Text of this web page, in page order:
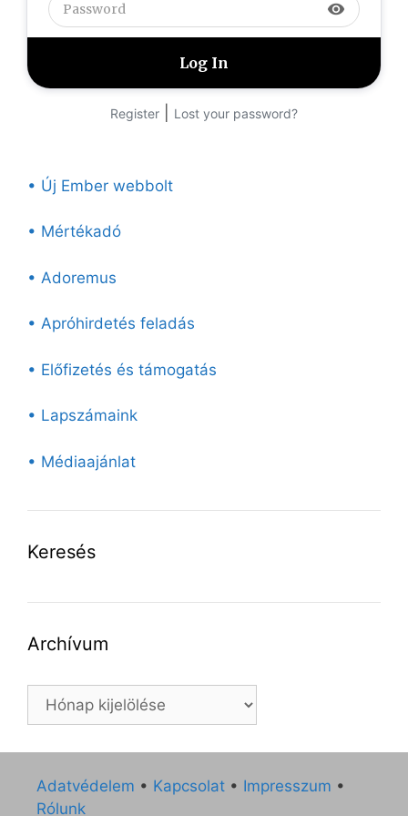
visibility
Register Lost your password?
• Új Ember webbolt
• Mértékadó
• Adoremus
• Apróhirdetés feladás
• Előfizetés és támogatás
• Lapszámaink
• Médiaajánlat
Keresés
Archívum
Archívum
Adatvédelem • Kapcsolat • Impresszum •
Rólunk